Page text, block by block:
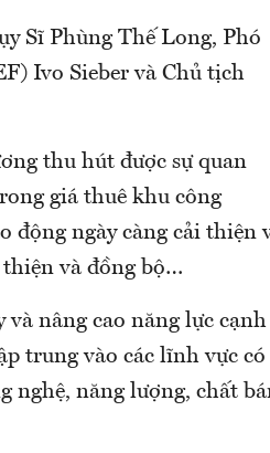
Sĩ Phùng Thế Long, Phó
Ivo Sieber và Chủ tịch
thu hút được sự quan
giá thuê khu công
động ngày càng cải thiện
và đồng bộ…
nâng cao năng lực cạnh
trung vào các lĩnh vực có
nghệ, năng lượng, chất